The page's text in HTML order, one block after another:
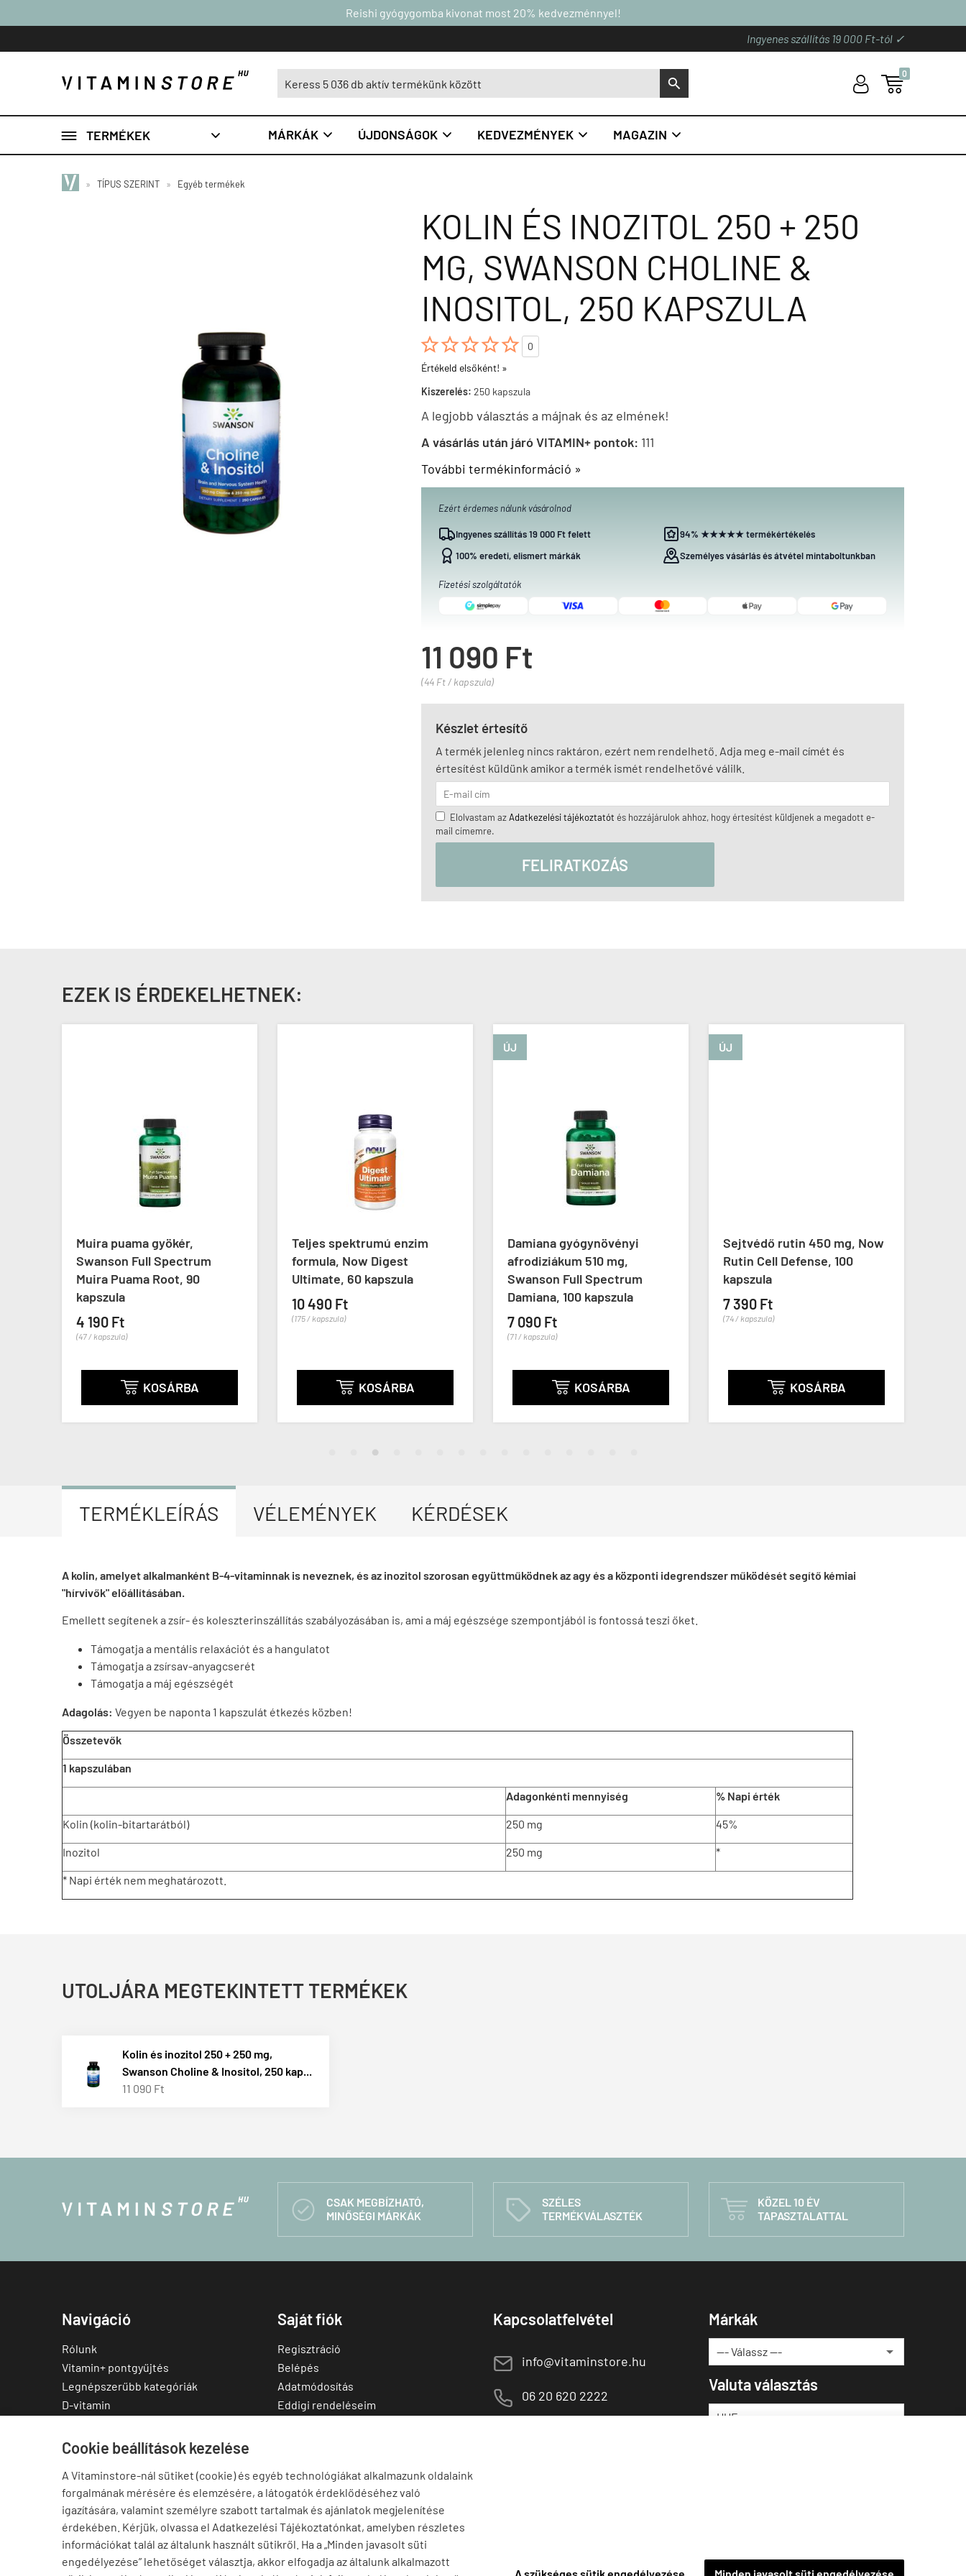
Cookie beállítások kezelése
A Vitaminstore-nál sütiket (cookie) és egyéb technológiákat alkalmazunk oldalaink
forgalmának mérésére és elemzésére, a látogatók érdeklődéséhez való
igazítására, valamint személyre szabott tartalmak és ajánlatok megjelenítése
érdekében. Kérjük, olvassa el Adatkezelési Tájékoztatónkat, amelyben részletes
információkat talál az általunk használt sütikről. Ha a „Minden javasolt süti
engedélyezése” lehetőséget választja, akkor elfogadja az általunk alkalmazott
A szükséges sütik engedélyezése Minden javasolt süti engedélyezése
Reishi gyógygomba kivonat most 20% kedvezménnyel!
Ingyenes szállítás 19 000 Ft-tól ✓
S U 
0
 TERMÉKEK  MÁRKÁK  ÚJDONSÁGOK  KEDVEZMÉNYEK  MAGAZIN 
» TÍPUS SZERINT » Egyéb termékek
KOLIN ÉS INOZITOL 250 + 250
MG, SWANSON CHOLINE &
INOSITOL, 250 KAPSZULA

0
Értékeld elsőként! »
Kiszerelés: 250 kapszula
A legjobb választás a májnak és az elmének!
A vásárlás után járó VITAMIN+ pontok: 111
További termékinformáció »
Ezért érdemes nálunk vásárolnod
Ingyenes szállítás 19 000 Ft felett
94% ★★★★★ termékértékelés
100% eredeti, elismert márkák
Személyes vásárlás és átvétel mintaboltunkban
Fizetési szolgáltatók
11 090 Ft
(44 Ft / kapszula)
Készlet értesítő
A termék jelenleg nincs raktáron, ezért nem rendelhető. Adja meg e-mail címét és
értesítést küldünk amikor a termék ismét rendelhetővé válilk.
Elolvastam azAdatkezelési tájékoztatót és hozzájárulok ahhoz, hogy értesítést küldjenek a megadott e-
mail címemre.
FELIRATKOZÁS
EZEK IS ÉRDEKELHETNEK:
Muira puama gyökér,
Swanson Full Spectrum
Muira Puama Root, 90
kapszula
4 190 Ft
(47 / kapszula)
 KOSÁRBA
Teljes spektrumú enzim
formula, Now Digest
Ultimate, 60 kapszula
10 490 Ft
(175 / kapszula)
 KOSÁRBA
ÚJ
Damiana gyógynövényi
afrodiziákum 510 mg,
Swanson Full Spectrum
Damiana, 100 kapszula
7 090 Ft
(71 / kapszula)
 KOSÁRBA
ÚJ
Sejtvédő rutin 450 mg, Now
Rutin Cell Defense, 100
kapszula
7 390 Ft
(74 / kapszula)
 KOSÁRBA
TERMÉKLEÍRÁS VÉLEMÉNYEK KÉRDÉSEK
A kolin, amelyet alkalmanként B-4-vitaminnak is neveznek, és az inozitol szorosan együttműködnek az agy és a központi idegrendszer működését segítő kémiai
"hírvivők" előállításában.
Emellett segítenek a zsír- és koleszterinszállítás szabályozásában is, ami a máj egészsége szempontjából is fontossá teszi őket.
Támogatja a mentális relaxációt és a hangulatot
Támogatja a zsírsav-anyagcserét
Támogatja a máj egészségét
Adagolás: Vegyen be naponta 1 kapszulát étkezés közben!
Összetevők
1 kapszulában
Adagonkénti mennyiség % Napi érték
Kolin (kolin-bitartarátból) 250 mg 45%
Inozitol 250 mg *
* Napi érték nem meghatározott.
UTOLJÁRA MEGTEKINTETT TERMÉKEK
Kolin és inozitol 250 + 250 mg,
Swanson Choline & Inositol, 250 kap...
11 090 Ft

CSAK MEGBÍZHATÓ,
MINŐSÉGI MÁRKÁK
C
SZÉLES
TERMÉKVÁLASZTÉK

KÖZEL 10 ÉV
TAPASZTALATTAL
Navigáció
Rólunk
Vitamin+ pontgyűjtés
Legnépszerűbb kategóriák
D-vitamin
Multivitamin
Cink
Omega-3
Ashwagandha
Elállás a szerződéstől
Saját fiók
Regisztráció
Belépés
Adatmódosítás
Eddigi rendeléseim
Kapcsolatfelvétel
E info@vitaminstore.hu
M 06 20 620 2222
Márkák
Valuta választás